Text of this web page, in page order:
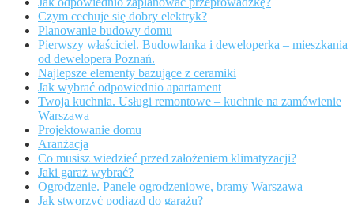
Czym cechuje się dobry elektryk?
Planowanie budowy domu
Pierwszy właściciel. Budowlanka i deweloperka – mieszkania
od dewelopera Poznań.
Najlepsze elementy bazujące z ceramiki
Jak wybrać odpowiednio apartament
Twoja kuchnia. Usługi remontowe – kuchnie na zamówienie
Warszawa
Projektowanie domu
Aranżacja
Co musisz wiedzieć przed założeniem klimatyzacji?
Jaki garaż wybrać?
Ogrodzenie. Panele ogrodzeniowe, bramy Warszawa
Jak stworzyć podjazd do garażu?